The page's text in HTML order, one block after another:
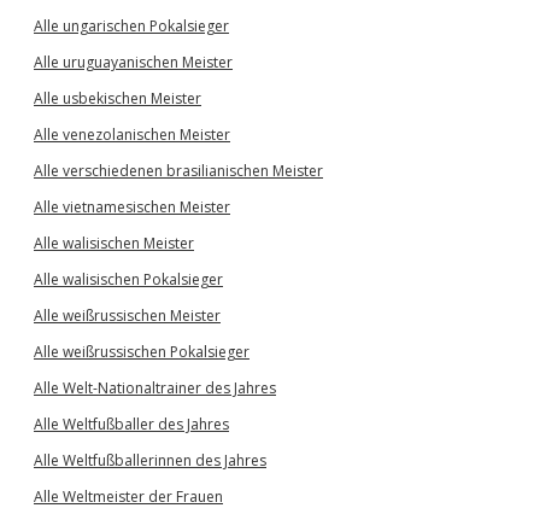
Alle ungarischen Pokalsieger
Alle uruguayanischen Meister
Alle usbekischen Meister
Alle venezolanischen Meister
Alle verschiedenen brasilianischen Meister
Alle vietnamesischen Meister
Alle walisischen Meister
Alle walisischen Pokalsieger
Alle weißrussischen Meister
Alle weißrussischen Pokalsieger
Alle Welt-Nationaltrainer des Jahres
Alle Weltfußballer des Jahres
Alle Weltfußballerinnen des Jahres
Alle Weltmeister der Frauen